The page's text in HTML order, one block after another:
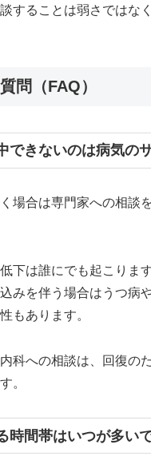
することは弱さではな
問（FAQ）
できないのは病気の
場合は専門家への相談
下は誰にでも起こりま
みを伴う場合はうつ病
もあります。
科への相談は、回復の
。
時間帯はいつが多い